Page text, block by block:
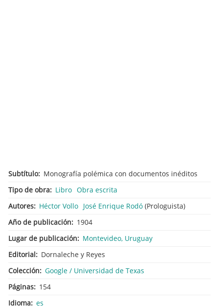
Subtítulo
Monografía polémica con documentos inéditos
Tipo de obra
Libro Obra escrita
Autores
Héctor Vollo José Enrique Rodó (Prologuista)
Año de publicación
1904
Lugar de publicación
Montevideo, Uruguay
Editorial
Dornaleche y Reyes
Colección
Google / Universidad de Texas
Páginas
154
Idioma es